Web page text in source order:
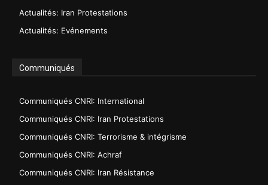
Actualités: Iran Protestations
Actualités: Evénements
Communiqués
Communiqués CNRI: International
Communiqués CNRI: Iran Protestations
Communiqués CNRI: Terrorisme & intégrisme
Communiqués CNRI: Achraf
Communiqués CNRI: Iran Résistance